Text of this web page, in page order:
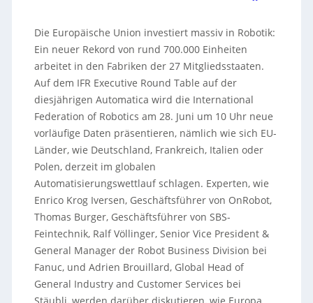
Die Europäische Union investiert massiv in Robotik:
Ein neuer Rekord von rund 700.000 Einheiten
arbeitet in den Fabriken der 27 Mitgliedsstaaten.
Auf dem IFR Executive Round Table auf der
diesjährigen Automatica wird die International
Federation of Robotics am 28. Juni um 10 Uhr neue
vorläufige Daten präsentieren, nämlich wie sich EU-
Länder, wie Deutschland, Frankreich, Italien oder
Polen, derzeit im globalen
Automatisierungswettlauf schlagen. Experten, wie
Enrico Krog Iversen, Geschäftsführer von OnRobot,
Thomas Burger, Geschäftsführer von SBS-
Feintechnik, Ralf Völlinger, Senior Vice President &
General Manager der Robot Business Division bei
Fanuc, und Adrien Brouillard, Global Head of
General Industry and Customer Services bei